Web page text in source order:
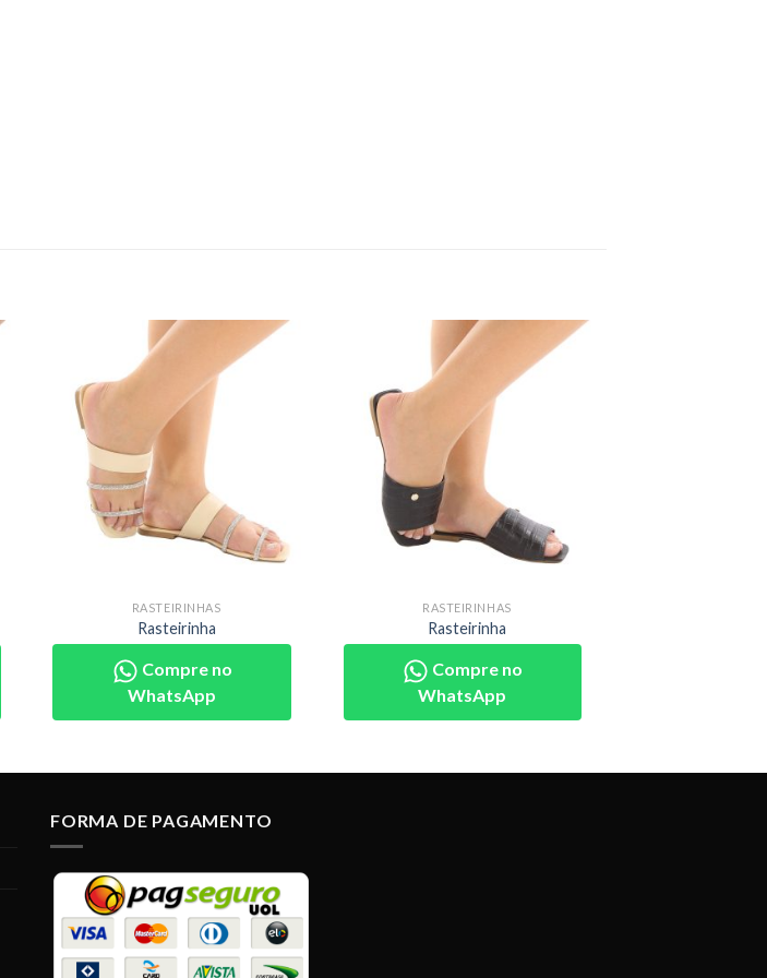
RASTEIRINHAS
Rasteirinha
Compre no
WhatsApp
RASTEIRINHAS
Rasteirinha
Compre no
WhatsApp
FORMA DE PAGAMENTO